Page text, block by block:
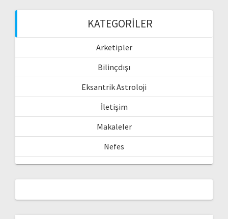
KATEGORILER
Arketipler
Bilinçdışı
Eksantrik Astroloji
İletişim
Makaleler
Nefes